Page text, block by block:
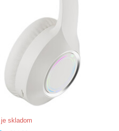
je skladom